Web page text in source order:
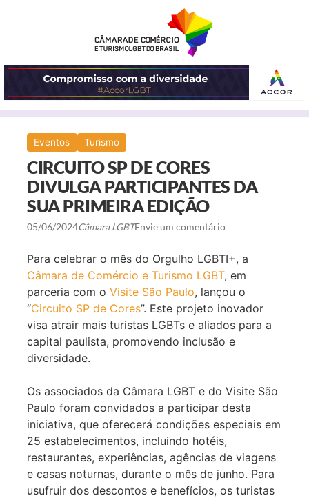
O
MENU
Eventos Turismo
CIRCUITO SP DE CORES
DIVULGA PARTICIPANTES DA
SUA PRIMEIRA EDIÇÃO
05/06/2024Câmara LGBTEnvie um comentário
Para celebrar o mês do Orgulho LGBTI+, a
Câmara de Comércio e Turismo LGBT, em
parceria com oVisite São Paulo, lançou o
“Circuito SP de Cores”. Este projeto inovador
visa atrair mais turistas LGBTs e aliados para a
capital paulista, promovendo inclusão e
diversidade.
Os associados da Câmara LGBT e do Visite São
Paulo foram convidados a participar desta
iniciativa, que oferecerá condições especiais em
25 estabelecimentos, incluindo hotéis,
restaurantes, experiências, agências de viagens
e casas noturnas, durante o mês de junho. Para
usufruir dos descontos e benefícios, os turistas